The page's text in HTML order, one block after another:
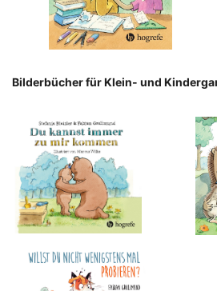
Bilderbücher für Klein- und